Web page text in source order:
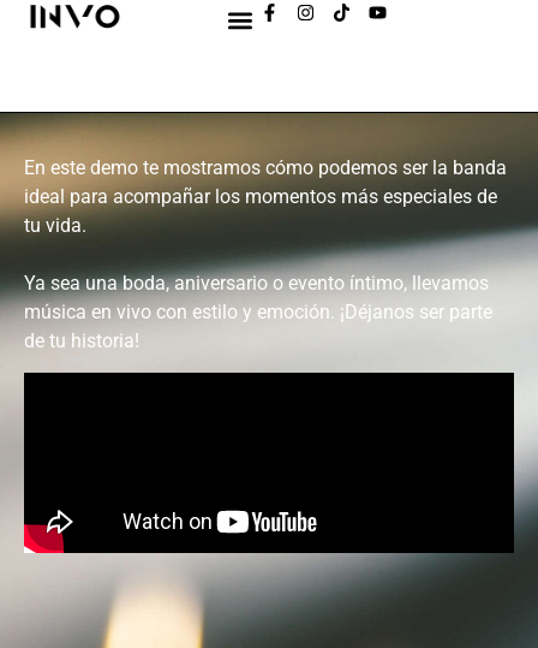
En este demo te mostramos cómo podemos ser la banda
ideal para acompañar los momentos más especiales de
tu vida.
Ya sea una boda, aniversario o evento íntimo, llevamos
música en vivo con estilo y emoción. ¡Déjanos ser parte
de tu historia!